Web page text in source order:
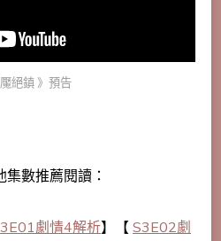
魘絕鎮 》預告
集數推薦閱讀：
劇情4解析】【S3E02劇